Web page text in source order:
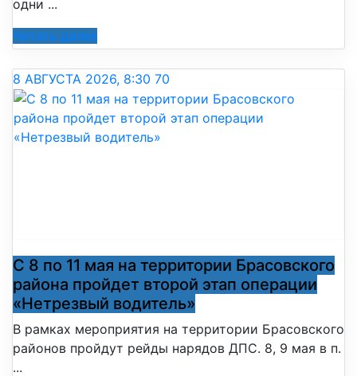
одни ...
Читать далее
8 АВГУСТА 2026, 8:30 70
С 8 по 11 мая на территории Брасовского
района пройдет второй этап операции
«Нетрезвый водитель»
В рамках мероприятия на территории Брасовского
районов пройдут рейды нарядов ДПС. 8, 9 мая в п.
...